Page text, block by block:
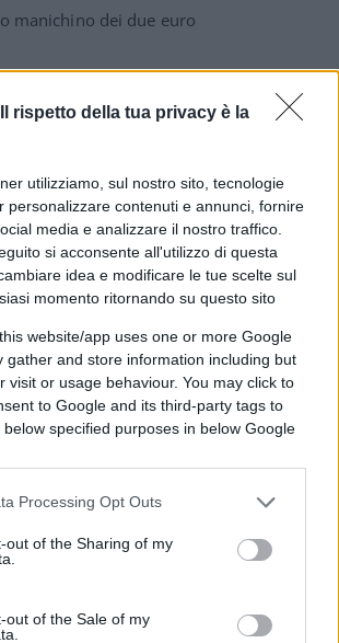
Il rispetto della tua privacy è la
utilizziamo, sul nostro sito, tecnologie
personalizzare contenuti e annunci, fornire
media e analizzare il nostro traffico.
si acconsente all'utilizzo di questa
idea e modificare le tue scelte sul
momento ritornando su questo sito
website/app uses one or more Google
gather and store information including but
visit or usage behaviour. You may click to
to Google and its third-party tags to
specified purposes in below Google
Processing Opt Outs
out of the Sharing of my
out of the Sale of my
manichino dei due euro
uno strumento che lasciava spazio
del bambino. Poi sono diventati dei
con cui costruire un’astronave
Poi hanno eliminato le
SI , GOLPE NO IN DANNO DI SB.A
odierna ni sa che , dopo rapida indagine
io;Repubblica dice il veto:NESSUN
cosa dice rainews e ancue IL
complotto dietro alla caduta del governo